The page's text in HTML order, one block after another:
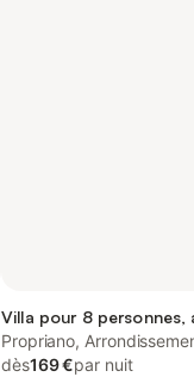
Villa pour 8 personnes,
Propriano,
dès169 €par nuit